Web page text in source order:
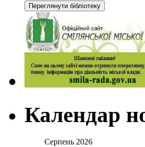
Календар
Серпень 2026